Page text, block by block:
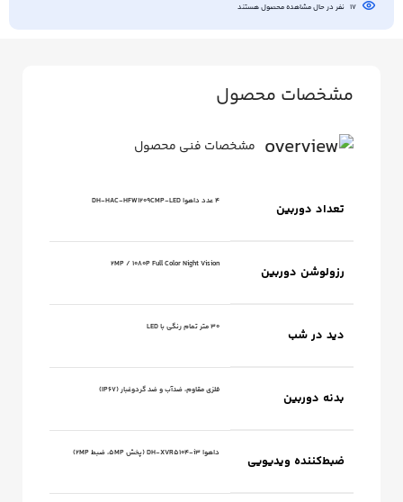
17 نفر در حال مشاهده محصول هستند
مشخصات محصول
مشخصات فنی محصول
تعداد دوربین 4 عدد داهوا DH-HAC-HFW1209CMP-LED
رزولوشن دوربین 2MP / 1080P Full Color Night Vision
دید در شب ۳۰ متر تمام رنگی با LED
بدنه دوربین فلزی مقاوم، ضد‌آب و ضد گردوغبار (IP67)
ضبط‌کننده ویدیویی داهوا DH-XVR5104-i3 (پخش ۵MP، ضبط ۲MP)